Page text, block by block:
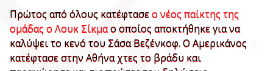
Πρώτος από όλους κατέφτασεο νέος παίκτης της
ομάδας ο Λουκ Σίκμαο οποίος αποκτήθηκε για να
καλύψει το κενό του Σάσα Βεζένκοφ. Ο Αμερικάνος
κατέφτασε στην Αθήνα χτες το βράδυ και